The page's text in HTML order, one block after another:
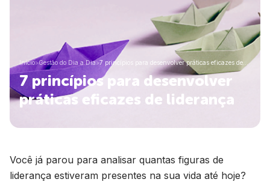
Início>Gestão do Dia a Dia>7 princípios para desenvolver práticas eficazes de…
7 princípios para desenvolver
práticas eficazes de liderança
Você já parou para analisar quantas figuras de
liderança estiveram presentes na sua vida até hoje?